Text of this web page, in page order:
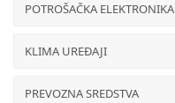
POTROŠAČKA ELEKTRONIKA
KLIMA UREĐAJI
PREVOZNA SREDSTVA